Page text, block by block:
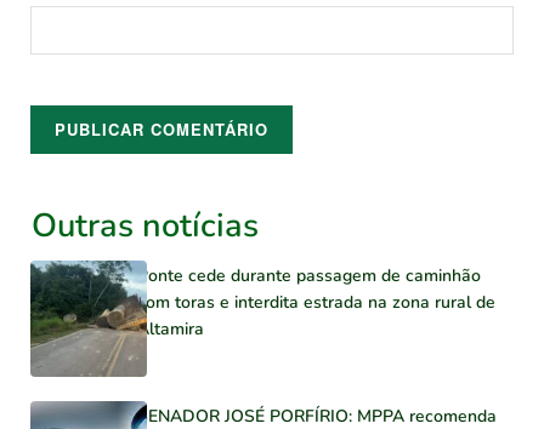
Outras notícias
Ponte cede durante passagem de caminhão
com toras e interdita estrada na zona rural de
Altamira
SENADOR JOSÉ PORFÍRIO: MPPA recomenda